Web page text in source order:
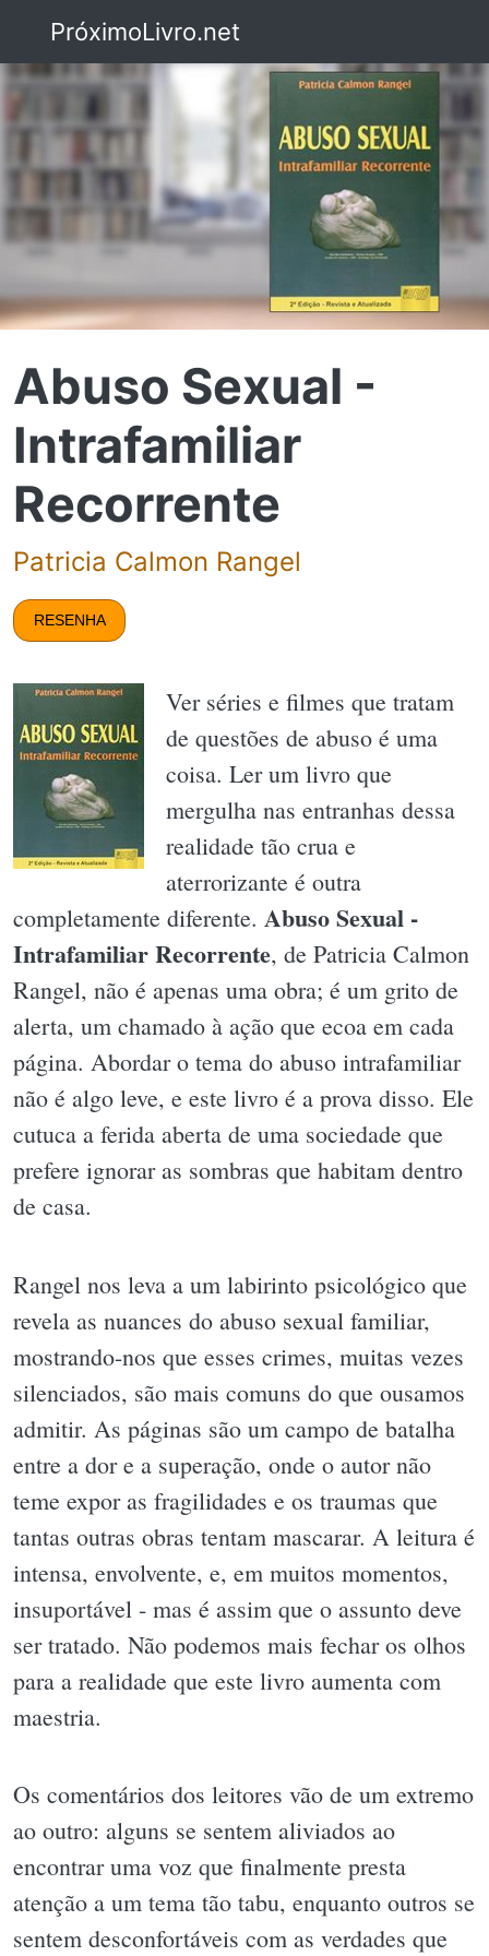
PróximoLivro.net
Abuso Sexual -
Intrafamiliar
Recorrente
Patricia Calmon Rangel
RESENHA
Ver séries e filmes que tratam
de questões de abuso é uma
coisa. Ler um livro que
mergulha nas entranhas dessa
realidade tão crua e
aterrorizante é outra
completamente diferente. Abuso Sexual -
Intrafamiliar Recorrente, de Patricia Calmon
Rangel, não é apenas uma obra; é um grito de
alerta, um chamado à ação que ecoa em cada
página. Abordar o tema do abuso intrafamiliar
não é algo leve, e este livro é a prova disso. Ele
cutuca a ferida aberta de uma sociedade que
prefere ignorar as sombras que habitam dentro
de casa.
Rangel nos leva a um labirinto psicológico que
revela as nuances do abuso sexual familiar,
mostrando-nos que esses crimes, muitas vezes
silenciados, são mais comuns do que ousamos
admitir. As páginas são um campo de batalha
entre a dor e a superação, onde o autor não
teme expor as fragilidades e os traumas que
tantas outras obras tentam mascarar. A leitura é
intensa, envolvente, e, em muitos momentos,
insuportável - mas é assim que o assunto deve
ser tratado. Não podemos mais fechar os olhos
para a realidade que este livro aumenta com
maestria.
Os comentários dos leitores vão de um extremo
ao outro: alguns se sentem aliviados ao
encontrar uma voz que finalmente presta
atenção a um tema tão tabu, enquanto outros se
sentem desconfortáveis com as verdades que